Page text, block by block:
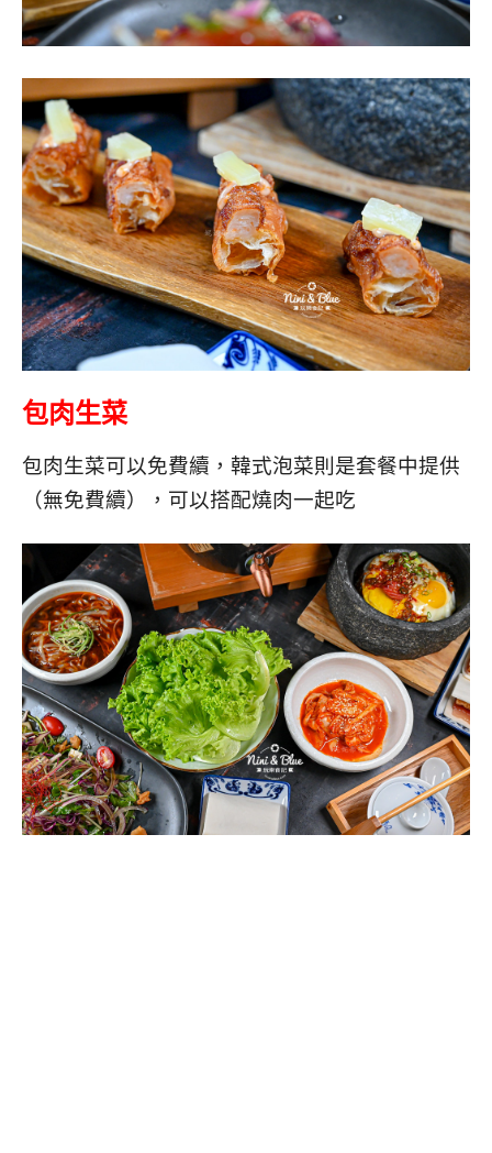
包肉生菜
包肉生菜可以免費續，韓式泡菜則是套餐中提供
（無免費續），可以搭配燒肉一起吃